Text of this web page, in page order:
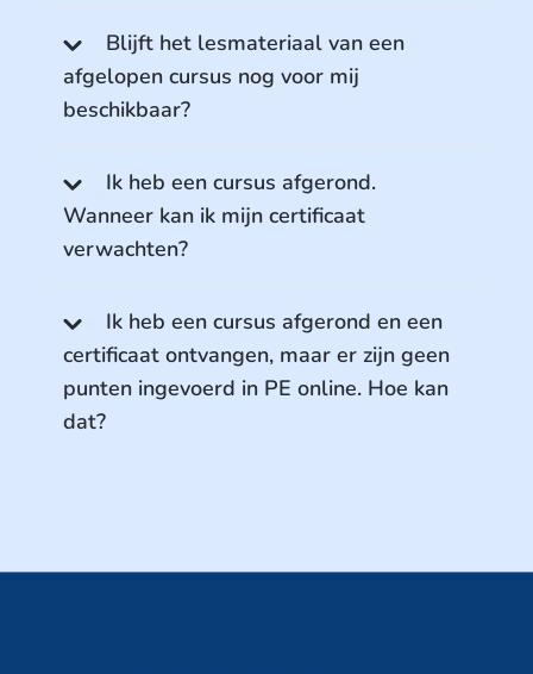
Blijft het lesmateriaal van een
afgelopen cursus nog voor mij
beschikbaar?
Ik heb een cursus afgerond.
Wanneer kan ik mijn certificaat
verwachten?
Ik heb een cursus afgerond en een
certificaat ontvangen, maar er zijn geen
punten ingevoerd in PE online. Hoe kan
dat?